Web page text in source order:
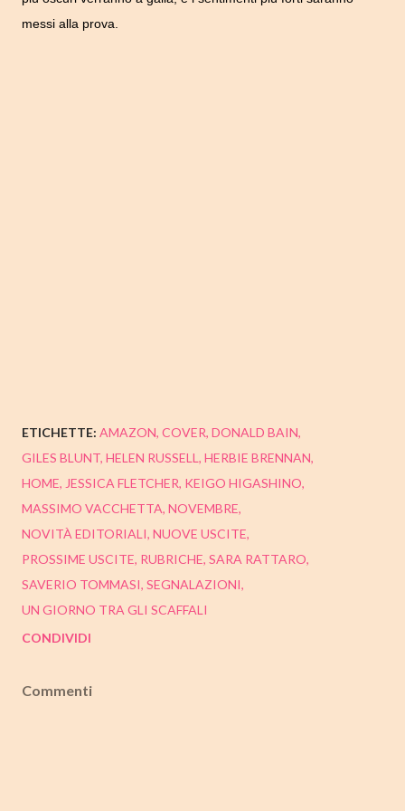
messi alla prova.
ETICHETTE: AMAZON COVER DONALD BAIN
GILES BLUNT HELEN RUSSELL
HERBIE BRENNAN
HOME JESSICA FLETCHER KEIGO HIGASHINO
MASSIMO VACCHETTA NOVEMBRE
NOVITÀ EDITORIALI NUOVE USCITE
PROSSIME USCITE RUBRICHE SARA RATTARO
SAVERIO TOMMASI SEGNALAZIONI
UN GIORNO TRA GLI SCAFFALI
CONDIVIDI
Commenti